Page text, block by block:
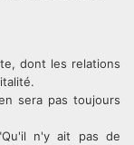
dont les relations
sera pas toujours
n'y ait pas de